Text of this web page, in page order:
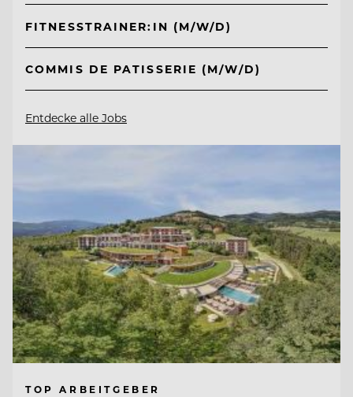
FITNESSTRAINER:IN (M/W/D)
COMMIS DE PATISSERIE (M/W/D)
Entdecke alle Jobs
TOP ARBEITGEBER